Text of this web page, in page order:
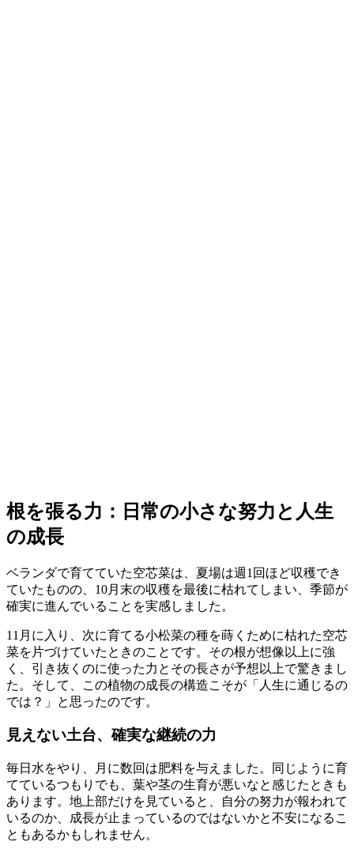
根を張る力：日常の小さな努力と人生
の成長
ベランダで育てていた空芯菜は、夏場は週1回ほど収穫でき
ていたものの、10月末の収穫を最後に枯れてしまい、季節が
確実に進んでいることを実感しました。
11月に入り、次に育てる小松菜の種を蒔くために枯れた空芯
菜を片づけていたときのことです。その根が想像以上に強
く、引き抜くのに使った力とその長さが予想以上で驚きまし
た。そして、この植物の成長の構造こそが「人生に通じるの
では？」と思ったのです。
見えない土台、確実な継続の力
毎日水をやり、月に数回は肥料を与えました。同じように育
てているつもりでも、葉や茎の生育が悪いなと感じたときも
あります。地上部だけを見ていると、自分の努力が報われて
いるのか、成長が止まっているのではないかと不安になるこ
ともあるかもしれません。